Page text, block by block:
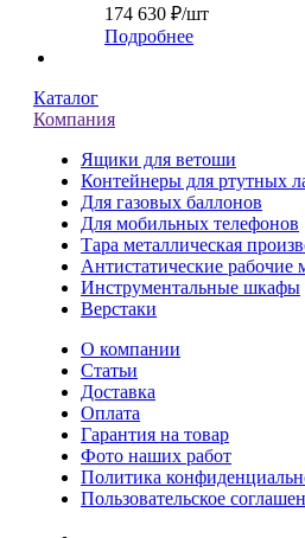
174 630 ₽/шт
Подробнее
Каталог
Компания
Ящики для ветоши
Контейнеры для ртутных
Для газовых баллонов
Для мобильных телефонов
Тара металлическая
Антистатические рабочие
Инструментальные шкафы
Верстаки
О компании
Статьи
Доставка
Оплата
Гарантия на товар
Фото наших работ
Политика
Пользовательское